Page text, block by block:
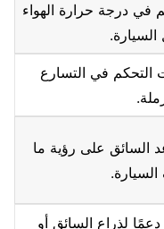
في درجة حرارة الهواء
السيارة.
التحكم في التسارع
السائق على رؤية ما
دعمًا لذراع السائق أو